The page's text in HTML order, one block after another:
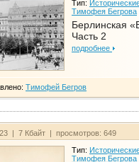
Тип:
Тимофея Бегрова
Берлинская
Часть 2
подробнее
Тимофей Бегров
| 7 Кбайт | просмотров: 649
Тип:
Тимофея Бегрова